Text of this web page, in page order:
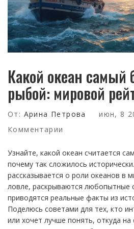
Какой океан самый
рыбой: мировой
От: Арина Петрова июн, 8
Комментарии
Узнайте, какой океан считается
почему так сложилось
рассказывается о роли океанов в
ловле, раскрываются любопытные
приводятся реальные факты из
Поделюсь советами для тех, кто
или хочет лучше понять, откуда